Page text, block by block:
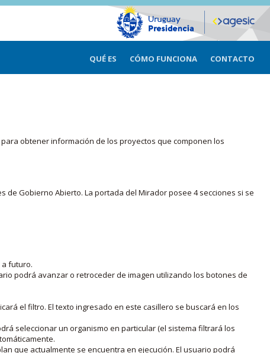
QUÉ ES CÓMO FUNCIONA CONTACTO
obtener información de los proyectos que componen los
Gobierno Abierto. La portada del Mirador posee 4 secciones si se
futuro.
podrá avanzar o retroceder de imagen utilizando los botones de
el filtro. El texto ingresado en este casillero se buscará en los
seleccionar un organismo en particular (el sistema filtrará los
que actualmente se encuentra en ejecución. El usuario podrá